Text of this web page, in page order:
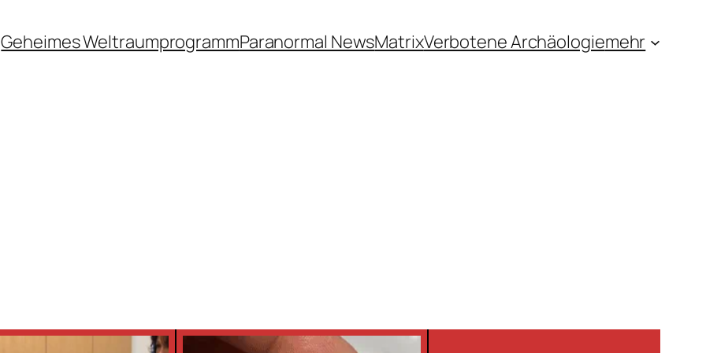
Geheimes WeltraumprogrammParanormal NewsMatrixVerbotene Archäologiemehr